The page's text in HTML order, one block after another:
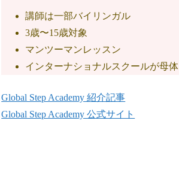
講師は一部バイリンガル
3歳〜15歳対象
マンツーマンレッスン
インターナショナルスクールが母体
Global Step Academy 紹介記事
Global Step Academy 公式サイト